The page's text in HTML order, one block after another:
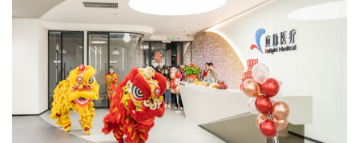
脉医疗通过产学研相结合的模式夯实公司的创新基础。